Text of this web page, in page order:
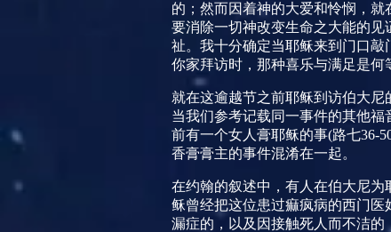
的；然而因着神的大爱和怜悯，就
要消除一切神改变生命之大能的
祉。我十分确定当耶稣来到门口
你家拜访时，那种喜乐与满足是何
就在这逾越节之前耶稣到访伯大
当我们参考记载同一事件的其他福
前有一个女人膏耶稣的事(路七36-
香膏膏主的事件混淆在一起。
在约翰的叙述中，有人在伯大尼
稣曾经把这位患过痲疯病的西门
漏症的，以及因接触死人而不洁